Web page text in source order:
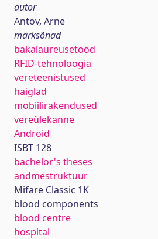
autor
Antov, Arne
märksõnad
bakalaureusetööd
RFID-tehnoloogia
vereteenistused
haiglad
mobiilirakendused
vereülekanne
Android
ISBT 128
bachelor's theses
andmestruktuur
Mifare Classic 1K
blood components
blood centre
hospital